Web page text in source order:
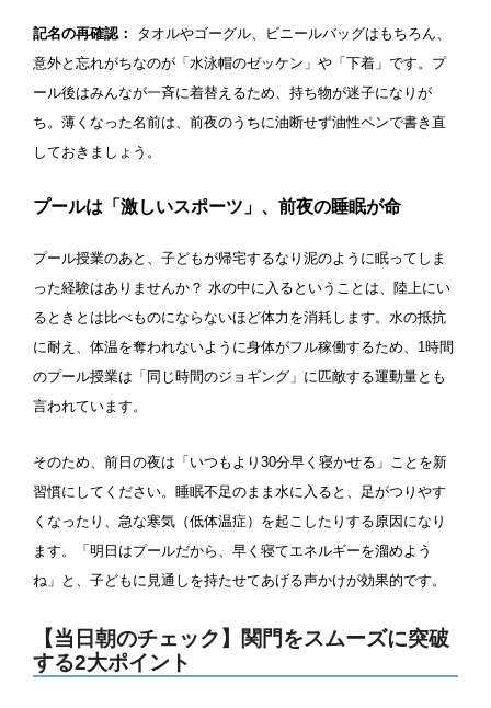
記名の再確認：
タオルやゴーグル、ビニールバッグはもちろん、
意外と忘れがちなのが「水泳帽のゼッケン」や「下着」です。プ
ール後はみんなが一斉に着替えるため、持ち物が迷子になりが
ち。薄くなった名前は、前夜のうちに油断せず油性ペンで書き直
しておきましょう。
プールは「激しいスポーツ」、前夜の睡眠が命
プール授業のあと、子どもが帰宅するなり泥のように眠ってしま
った経験はありませんか？ 水の中に入るということは、陸上にい
るときとは比べものにならないほど体力を消耗します。水の抵抗
に耐え、体温を奪われないように身体がフル稼働するため、1時間
のプール授業は「同じ時間のジョギング」に匹敵する運動量とも
言われています。
そのため、前日の夜は「いつもより30分早く寝かせる」ことを新
習慣にしてください。睡眠不足のまま水に入ると、足がつりやす
くなったり、急な寒気（低体温症）を起こしたりする原因になり
ます。「明日はプールだから、早く寝てエネルギーを溜めよう
ね」と、子どもに見通しを持たせてあげる声かけが効果的です。
【当日朝のチェック】関門をスムーズに突破
する2大ポイント
ロケーション
駅近 郊外
1m未満 1~1.5m
レーン
5レーン 6レーン
プール内撮影禁止